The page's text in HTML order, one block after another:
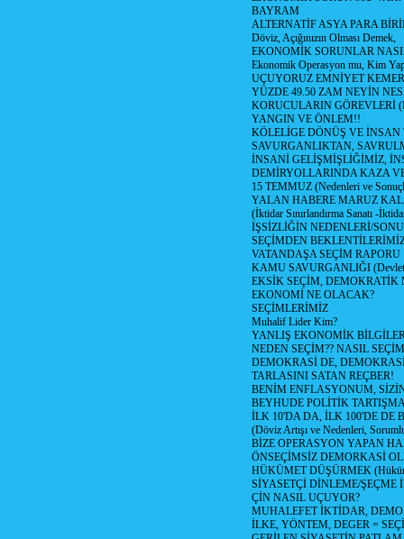
BAYRAM
ALTERNATİF ASYA PARA
Döviz, Açığınızın Olması Demek,
EKONOMİK SORUNLAR
Ekonomik Operasyon mu, Kim
UÇUYORUZ EMNİYET
YÜZDE 49.50 ZAM NEYİN
KORUCULARIN GÖREVLERİ
YANGIN VE ÖNLEM!!
KÖLELİGE DÖNÜŞ VE İNSAN
SAVURGANLIKTAN,
İNSANİ GELİŞMİŞLİĞİMİZ,
DEMİRYOLLARINDA KAZA
15 TEMMUZ (Nedenleri ve
YALAN HABERE MARUZ
(İktidar Sınırlandırma Sanatı -
İŞSİZLİĞİN NEDENLERİ/
SEÇİMDEN
VATANDAŞA SEÇİM RAPORU
KAMU SAVURGANLIĞI (Devlet
EKSİK SEÇİM, DEMOKRATİK
EKONOMİ NE OLACAK?
SEÇİMLERİMİZ
Muhalif Lider Kim?
YANLIŞ EKONOMİK
NEDEN SEÇİM?? NASIL
DEMOKRASİ DE,
TARLASINI SATAN REÇBER!
BENİM ENFLASYONUM,
BEYHUDE POLİTİK
İLK 10'DA DA, İLK 100'DE DE
(Döviz Artışı ve Nedenleri,
BİZE OPERASYON YAPAN
ÖNSEÇİMSİZ DEMORKASİ
HÜKÜMET DÜŞÜRMEK
SİYASETÇİ DİNLEME/ŞEÇME
ÇİN NASIL UÇUYOR?
MUHALEFET İKTİDAR,
İLKE, YÖNTEM, DEGER =